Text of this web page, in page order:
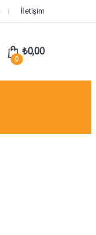
İletişim
0
₺0,00